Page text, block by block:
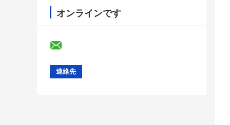
オンラインです